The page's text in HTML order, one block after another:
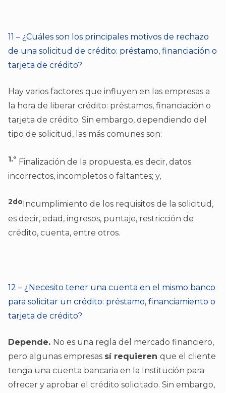
11 – ¿Cuáles son los principales motivos de rechazo
de una solicitud de crédito: préstamo, financiación o
tarjeta de crédito?
Hay varios factores que influyen en las empresas a
la hora de liberar crédito: préstamos, financiación o
tarjeta de crédito. Sin embargo, dependiendo del
tipo de solicitud, las más comunes son:
1.º Finalización de la propuesta, es decir, datos
incorrectos, incompletos o faltantes; y,
2do Incumplimiento de los requisitos de la solicitud,
es decir, edad, ingresos, puntaje, restricción de
crédito, cuenta, entre otros.
12 – ¿Necesito tener una cuenta en el mismo banco
para solicitar un crédito: préstamo, financiamiento o
tarjeta de crédito?
Depende. No es una regla del mercado financiero,
pero algunas empresas sí requieren que el cliente
tenga una cuenta bancaria en la Institución para
ofrecer y aprobar el crédito solicitado. Sin embargo,